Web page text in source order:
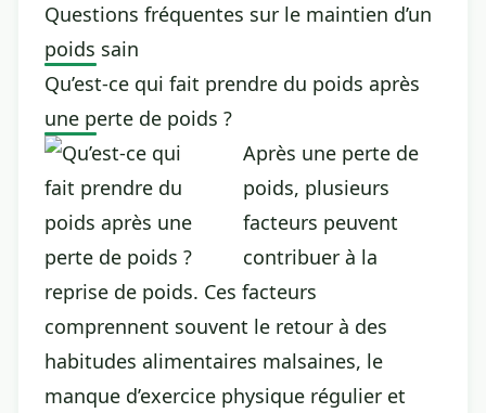
Questions fréquentes sur le maintien d’un
poids sain
Qu’est-ce qui fait prendre du poids après
une perte de poids ?
Après une perte de
poids, plusieurs
facteurs peuvent
contribuer à la
reprise de poids. Ces facteurs
comprennent souvent le retour à des
habitudes alimentaires malsaines, le
manque d’exercice physique régulier et